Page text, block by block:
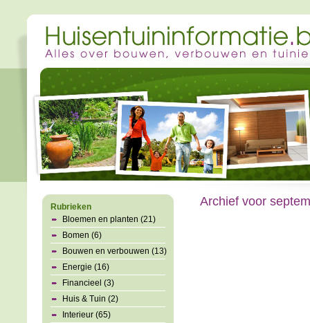
Rubrieken
Bloemen en planten (21)
Bomen (6)
Bouwen en verbouwen (13)
Energie (16)
Financieel (3)
Huis & Tuin (2)
Interieur (65)
Archief voor